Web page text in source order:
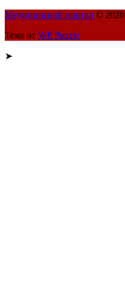
Медицинский портал © 2026
Тема от WP Puzzle
➤